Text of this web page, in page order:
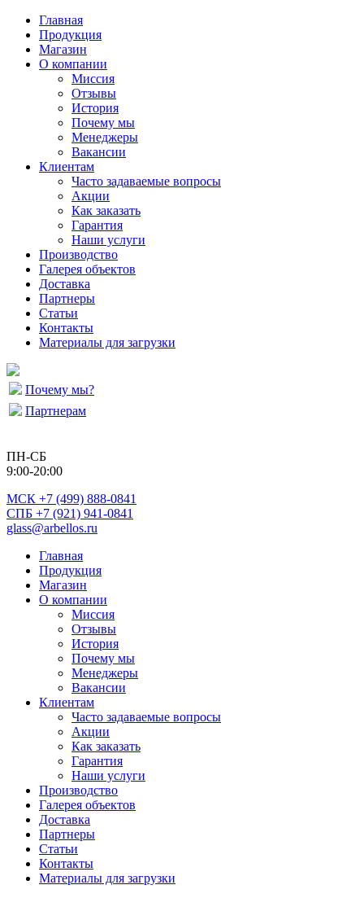
Главная
Продукция
Магазин
О компании
Миссия
Отзывы
История
Почему мы
Менеджеры
Вакансии
Клиентам
Часто задаваемые вопросы
Акции
Как заказать
Гарантия
Наши услуги
Производство
Галерея объектов
Доставка
Партнеры
Статьи
Контакты
Материалы для загрузки
Почему мы?
Партнерам
ПН-СБ
9:00-20:00
МСК +7 (499) 888-0841
СПБ +7 (921) 941-0841
glass@arbellos.ru
Главная
Продукция
Магазин
О компании
Миссия
Отзывы
История
Почему мы
Менеджеры
Вакансии
Клиентам
Часто задаваемые вопросы
Акции
Как заказать
Гарантия
Наши услуги
Производство
Галерея объектов
Доставка
Партнеры
Статьи
Контакты
Материалы для загрузки